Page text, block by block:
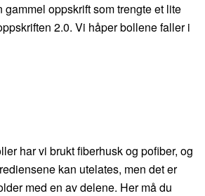
gammel oppskrift som trengte et lite
2.0. Vi håper bollene faller i
har vi brukt fiberhusk og pofiber, og
kan utelates, men det er
med en av delene. Her må du